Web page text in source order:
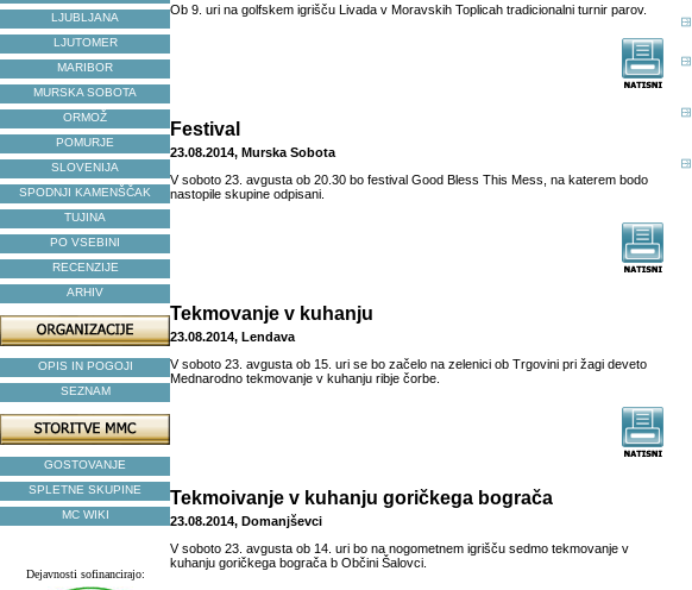
LJUBLJANA
LJUTOMER
MARIBOR
MURSKA SOBOTA
ORMOŽ
POMURJE
SLOVENIJA
SPODNJI KAMENŠČAK
TUJINA
PO VSEBINI
RECENZIJE
ARHIV
OPIS IN POGOJI
SEZNAM
GOSTOVANJE
SPLETNE SKUPINE
MC WIKI
Dejavnosti sofinancirajo:
Ob 9. uri na golfskem igrišču Livada v Moravskih Toplicah tradicionalni turnir parov.
Festival
23.08.2014, Murska Sobota
V soboto 23. avgusta ob 20.30 bo festival Good Bless This Mess, na katerem bodo
nastopile skupine odpisani.
Tekmovanje v kuhanju
23.08.2014, Lendava
V soboto 23. avgusta ob 15. uri se bo začelo na zelenici ob Trgovini pri žagi deveto
Mednarodno tekmovanje v kuhanju ribje čorbe.
Tekmoivanje v kuhanju goričkega bograča
23.08.2014, Domanjševci
V soboto 23. avgusta ob 14. uri bo na nogometnem igrišču sedmo tekmovanje v
kuhanju goričkega bograča b Občini Šalovci.